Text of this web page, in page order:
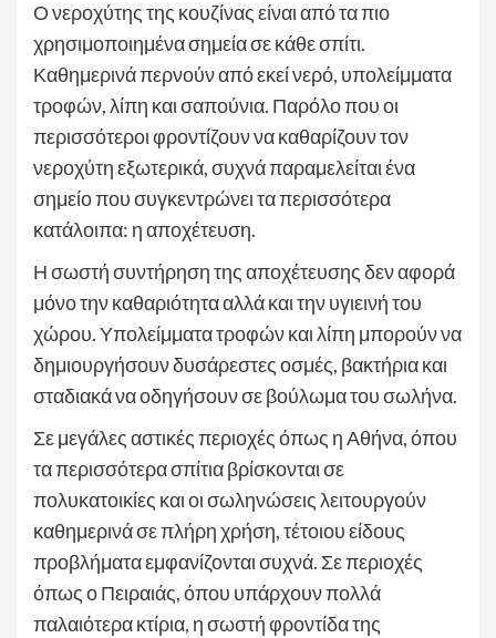
Ο νεροχύτης της κουζίνας είναι από τα πιο
χρησιμοποιημένα σημεία σε κάθε σπίτι.
Καθημερινά περνούν από εκεί νερό, υπολείμματα
τροφών, λίπη και σαπούνια. Παρόλο που οι
περισσότεροι φροντίζουν να καθαρίζουν τον
νεροχύτη εξωτερικά, συχνά παραμελείται ένα
σημείο που συγκεντρώνει τα περισσότερα
κατάλοιπα: η αποχέτευση.
Η σωστή συντήρηση της αποχέτευσης δεν αφορά
μόνο την καθαριότητα αλλά και την υγιεινή του
χώρου. Υπολείμματα τροφών και λίπη μπορούν να
δημιουργήσουν δυσάρεστες οσμές, βακτήρια και
σταδιακά να οδηγήσουν σε βούλωμα του σωλήνα.
Σε μεγάλες αστικές περιοχές όπως η Αθήνα, όπου
τα περισσότερα σπίτια βρίσκονται σε
πολυκατοικίες και οι σωληνώσεις λειτουργούν
καθημερινά σε πλήρη χρήση, τέτοιου είδους
προβλήματα εμφανίζονται συχνά. Σε περιοχές
όπως ο Πειραιάς, όπου υπάρχουν πολλά
παλαιότερα κτίρια, η σωστή φροντίδα της